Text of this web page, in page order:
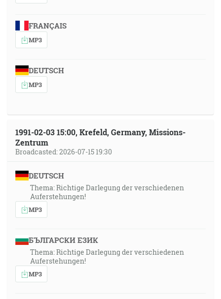
FRANÇAIS
MP3
DEUTSCH
MP3
1991-02-03 15:00, Krefeld, Germany, Missions-
Zentrum
Broadcasted: 2026-07-15 19:30
DEUTSCH
Thema: Richtige Darlegung der verschiedenen
Auferstehungen!
MP3
БЪЛГАРСКИ ЕЗИК
Thema: Richtige Darlegung der verschiedenen
Auferstehungen!
MP3